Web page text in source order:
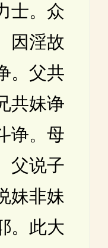
士。众
因淫故
。父共
共妹诤
诤。母
父说子
妹非妹
。此大